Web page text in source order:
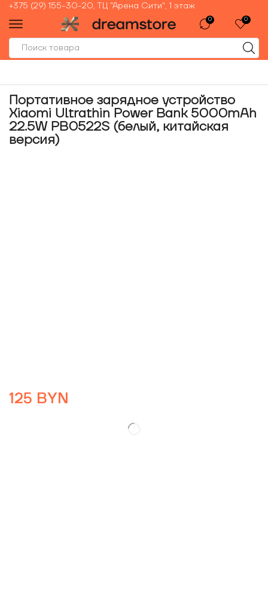
+375 (29) 155-30-20, ТЦ "Арена Сити", 1 этаж
0 0
Портативное зарядное устройство
Xiaomi Ultrathin Power Bank 5000mAh
22.5W PB0522S (белый, китайская
версия)
125 BYN